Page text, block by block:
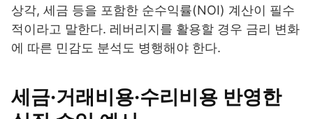
상각, 세금 등을 포함한 순수익률(NOI) 계산이 필수
적이라고 말한다. 레버리지를 활용할 경우 금리 변화
에 따른 민감도 분석도 병행해야 한다.
세금·거래비용·수리비용 반영한